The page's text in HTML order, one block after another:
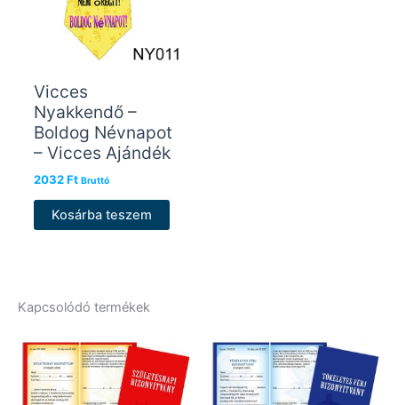
Vicces
Nyakkendő –
Boldog Névnapot
– Vicces Ajándék
2032Ft Bruttó
Kosárba teszem
Kapcsolódó termékek